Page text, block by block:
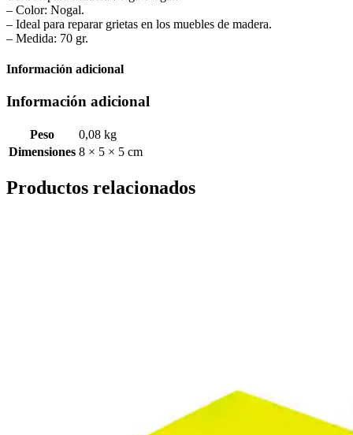
– Color: Nogal.
– Ideal para reparar grietas en los muebles de madera.
– Medida: 70 gr.
Información adicional
Información adicional
Peso
0,08 kg
Dimensiones 8 × 5 × 5 cm
Productos relacionados